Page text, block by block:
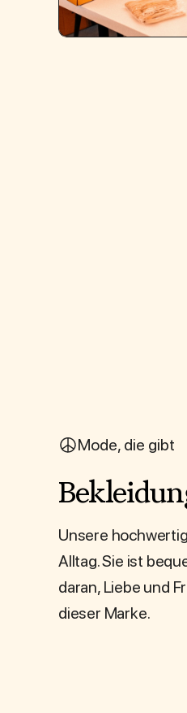
Mode, die gibt
Unsere
Alltag. Sie ist
daran, Liebe und
dieser Marke.